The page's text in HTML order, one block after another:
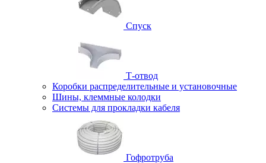
Спуск
Т-отвод
Коробки распределительные и установочные
Шины, клеммные колодки
Системы для прокладки кабеля
Гофротруба